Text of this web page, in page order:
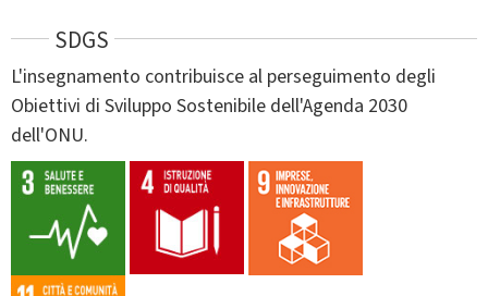
SDGS
L'insegnamento contribuisce al perseguimento degli
Obiettivi di Sviluppo Sostenibile dell'Agenda 2030
dell'ONU.